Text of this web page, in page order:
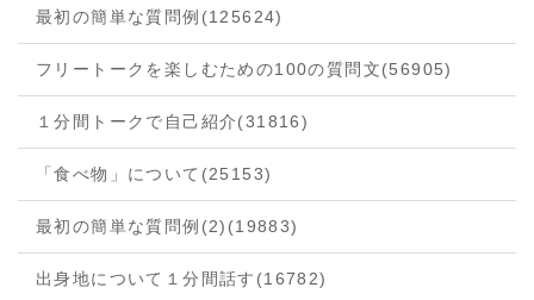
最初の簡単な質問例 (125624)
フリートークを楽しむための100の質問文(56905)
１分間トークで自己紹介(31816)
「食べ物」について (25153)
最初の簡単な質問例(2) (19883)
出身地について１分間話す (16782)